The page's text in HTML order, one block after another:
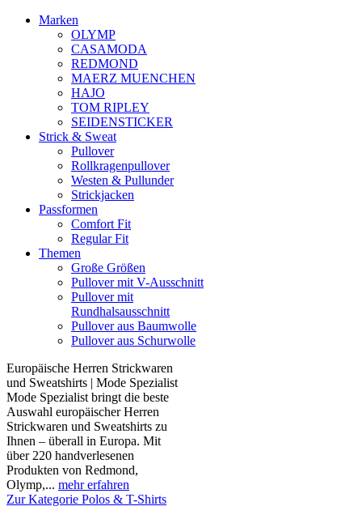
Marken
OLYMP
CASAMODA
REDMOND
MAERZ MUENCHEN
HAJO
TOM RIPLEY
SEIDENSTICKER
Strick & Sweat
Pullover
Rollkragenpullover
Westen & Pullunder
Strickjacken
Passformen
Comfort Fit
Regular Fit
Themen
Große Größen
Pullover mit V-Ausschnitt
Pullover mit
Rundhalsausschnitt
Pullover aus Baumwolle
Pullover aus Schurwolle
Europäische Herren Strickwaren
und Sweatshirts | Mode Spezialist
Mode Spezialist bringt die beste
Auswahl europäischer Herren
Strickwaren und Sweatshirts zu
Ihnen – überall in Europa. Mit
über 220 handverlesenen
Produkten von Redmond,
Olymp,... mehr erfahren
Zur Kategorie Polos & T-Shirts